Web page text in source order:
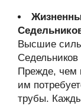
Высшие
Прежде, чем
им
трубы.